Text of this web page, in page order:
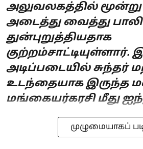
அலுவலகத்தில்
அடைத்து வைத்து
துன்புறுத்தியதாக
குற்றம்சாட்டியுள்ளார்.
அடிப்படையில் சுந்தர்
உடந்தையாக இருந்த
மங்கையர்கரசி மீது
முழுமையாகப்